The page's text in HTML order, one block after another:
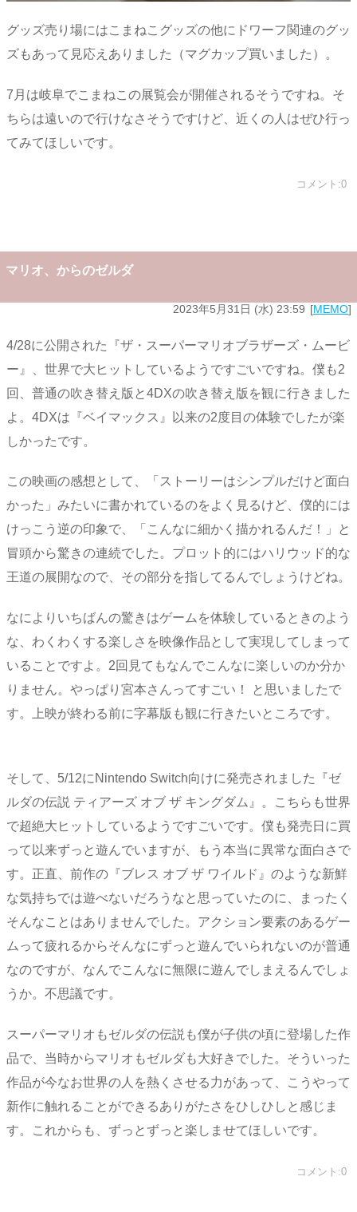
グッズ売り場にはこまねこグッズの他にドワーフ関連のグッ
ズもあって見応えありました（マグカップ買いました）。
7月は岐阜でこまねこの展覧会が開催されるそうですね。そ
ちらは遠いので行けなさそうですけど、近くの人はぜひ行っ
てみてほしいです。
コメント:0
マリオ、からのゼルダ
2023年5月31日 (水) 23:59 MEMO
4/28に公開された『ザ・スーパーマリオブラザーズ・ムービ
ー』、世界で大ヒットしているようですごいですね。僕も2
回、普通の吹き替え版と4DXの吹き替え版を観に行きました
よ。4DXは『ベイマックス』以来の2度目の体験でしたが楽
しかったです。
この映画の感想として、「ストーリーはシンプルだけど面白
かった」みたいに書かれているのをよく見るけど、僕的には
けっこう逆の印象で、「こんなに細かく描かれるんだ！」と
冒頭から驚きの連続でした。プロット的にはハリウッド的な
王道の展開なので、その部分を指してるんでしょうけどね。
なによりいちばんの驚きはゲームを体験しているときのよう
な、わくわくする楽しさを映像作品として実現してしまって
いることですよ。2回見てもなんでこんなに楽しいのか分か
りません。やっぱり宮本さんってすごい！ と思いましたで
す。上映が終わる前に字幕版も観に行きたいところです。
そして、5/12にNintendo Switch向けに発売されました『ゼ
ルダの伝説 ティアーズ オブ ザ キングダム』。こちらも世界
で超絶大ヒットしているようですごいです。僕も発売日に買
って以来ずっと遊んでいますが、もう本当に異常な面白さで
す。正直、前作の『ブレス オブ ザ ワイルド』のような新鮮
な気持ちでは遊べないだろうなと思っていたのに、まったく
そんなことはありませんでした。アクション要素のあるゲー
ムって疲れるからそんなにずっと遊んでいられないのが普通
なのですが、なんでこんなに無限に遊んでしまえるんでしょ
うか。不思議です。
スーパーマリオもゼルダの伝説も僕が子供の頃に登場した作
品で、当時からマリオもゼルダも大好きでした。そういった
作品が今なお世界の人を熱くさせる力があって、こうやって
新作に触れることができるありがたさをひしひしと感じま
す。これからも、ずっとずっと楽しませてほしいです。
コメント:0